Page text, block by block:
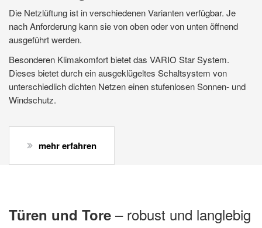
Der Licht- und Lüftungschieber bietet eine regulierbare Lüftung.
Er ist als Standardausführung für ungedämmte Gebäude wie
auch als dichter Schieber für temperierte Gebäude verfügbar.
für Bullenställe.
Die Netzlüftung ist in verschiedenen Varianten verfügbar. Je
nach Anforderung kann sie von oben oder von unten öffnend
ausgeführt werden.
Besonderen Klimakomfort bietet das VARIO Star System.
Dieses bietet durch ein ausgeklügeltes Schaltsystem von
unterschiedlich dichten Netzen einen stufenlosen Sonnen- und
Windschutz.
mehr erfahren
Der Licht- und Lüftungschieber bietet eine regulierbare Lüftung.
Er ist als Standardausführung für ungedämmte Gebäude wie
auch als dichter Schieber für temperierte Gebäude verfügbar.
für Bullenställe.
Die Netzlüftung ist in verschiedenen Varianten verfügbar. Je
nach Anforderung kann sie von oben oder von unten öffnend
ausgeführt werden.
Besonderen Klimakomfort bietet das VARIO Star System.
Dieses bietet durch ein ausgeklügeltes Schaltsystem von
unterschiedlich dichten Netzen einen stufenlosen Sonnen- und
Windschutz.
mehr erfahren
Türen und Tore – robust und langlebig